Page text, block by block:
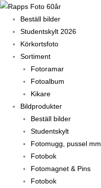
Hoppa
innehåll
Beställ bilder
Studentskylt 2026
Körkortsfoto
Sortiment
Fotoramar
Fotoalbum
Kikare
Bildprodukter
Beställ bilder
Studentskylt
Fotomugg, pussel mm
Fotobok
Fotomagnet & Pins
Fotobok